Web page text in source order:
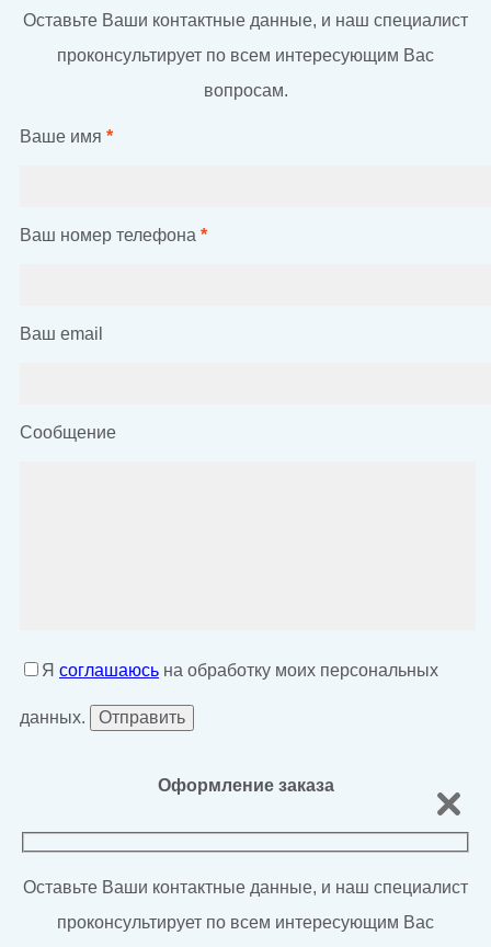
Оставьте Ваши контактные данные, и наш специалист
проконсультирует по всем интересующим Вас
вопросам.
Ваше имя *
Ваш номер телефона *
Ваш email
Сообщение
Я соглашаюсь на обработку моих персональных
данных.
Оформление заказа
Оставьте Ваши контактные данные, и наш специалист
проконсультирует по всем интересующим Вас